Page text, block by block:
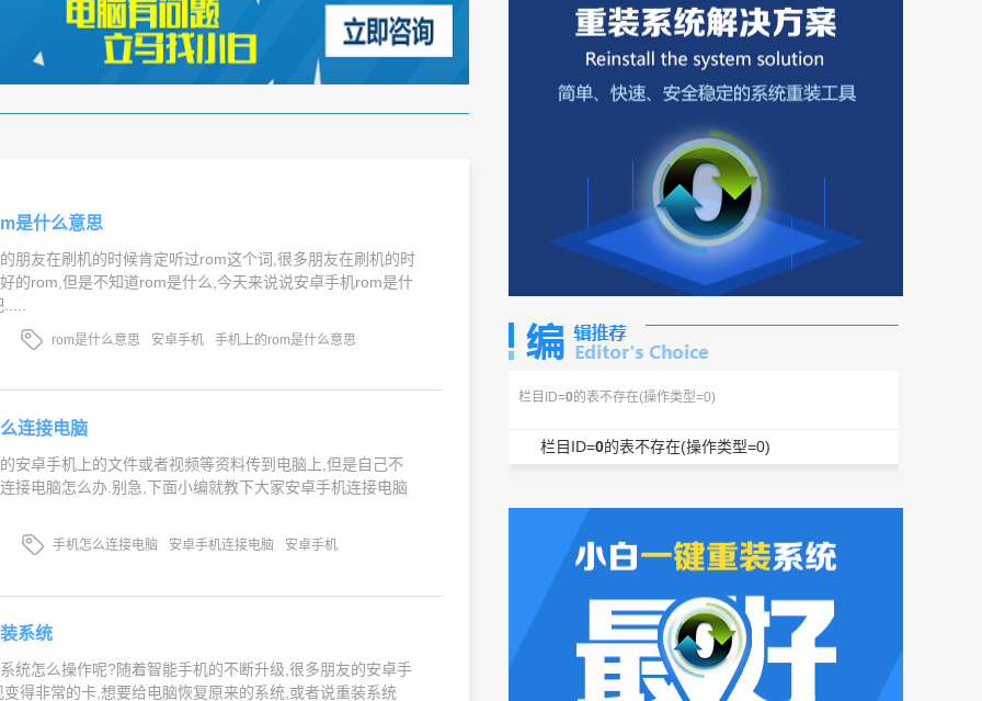
是什么意思
朋友在刷机的时候肯定听过rom这个词,很多朋友在刷机的时
的rom,但是不知道rom是什么,今天来说说安卓手机rom是什
rom是什么意思 安卓手机 手机上的rom是什么意思
连接电脑
安卓手机上的文件或者视频等资料传到电脑上,但是自己不
接电脑怎么办.别急,下面小编就教下大家安卓手机连接电脑
手机怎么连接电脑 安卓手机连接电脑 安卓手机
系统
统怎么操作呢?随着智能手机的不断升级,很多朋友的安卓手
得非常的卡,想要给电脑恢复原来的系统,或者说重装系统
栏目ID=0 的表不存在(操作类型=0)
栏目ID=0的表不存在(操作类型=0)